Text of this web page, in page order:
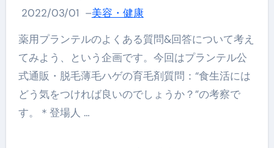
2022/03/01 –美容・健康
薬用プランテルのよくある質問&回答について考え
てみよう、という企画です。今回はプランテル公
式通販・脱毛薄毛ハゲの育毛剤質問：“食生活には
どう気をつければ良いのでしょうか？”の考察で
す。＊登場人 …